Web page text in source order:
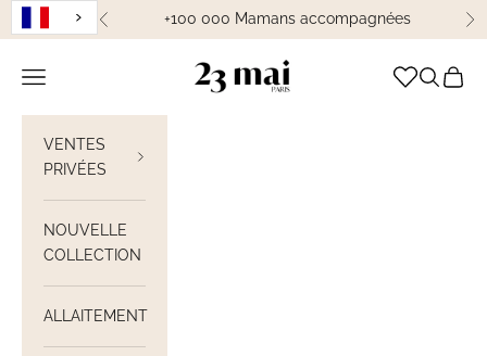
Passer au contenu
Précédent+100 000 Mamans accompagnées
23 Mai Paris
Ouvrir la navigation Ouvrir la
Voir
VENTES
PRIVÉES
NOUVELLE
COLLECTION
ALLAITEMENT